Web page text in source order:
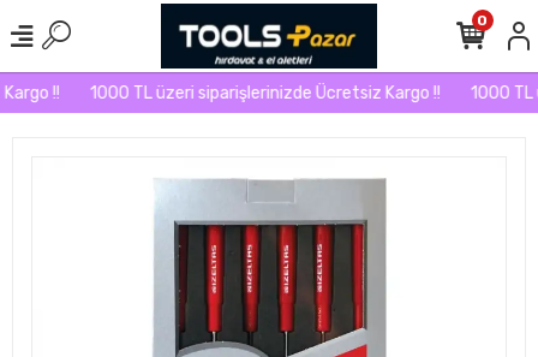
!! 1000 TL üzeri siparişlerinizde Ücretsiz Kargo !! 1000 TL
0